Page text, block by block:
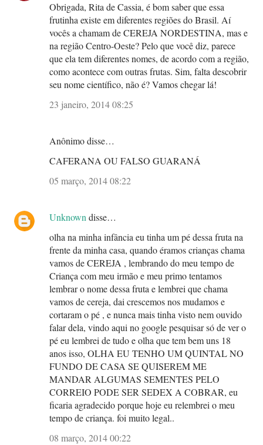
Obrigada, Rita de Cassia, é bom saber que essa
frutinha existe em diferentes regiões do Brasil. Aí
vocês a chamam de CEREJA NORDESTINA, mas e
na região Centro-Oeste? Pelo que você diz, parece
que ela tem diferentes nomes, de acordo com a região,
como acontece com outras frutas. Sim, falta descobrir
seu nome científico, não é? Vamos chegar lá!
23 janeiro, 2014 08:25
Anônimo disse…
CAFERANA OU FALSO GUARANÁ
05 março, 2014 08:22
Unknowndisse…
olha na minha infância eu tinha um pé dessa fruta na
frente da minha casa, quando éramos crianças chama
vamos de CEREJA , lembrando do meu tempo de
Criança com meu irmão e meu primo tentamos
lembrar o nome dessa fruta e lembrei que chama
vamos de cereja, dai crescemos nos mudamos e
cortaram o pé , e nunca mais tinha visto nem ouvido
falar dela, vindo aqui no google pesquisar só de ver o
pé eu lembrei de tudo e olha que tem bem uns 18
anos isso, OLHA EU TENHO UM QUINTAL NO
FUNDO DE CASA SE QUISEREM ME
MANDAR ALGUMAS SEMENTES PELO
CORREIO PODE SER SEDEX A COBRAR, eu
ficaria agradecido porque hoje eu relembrei o meu
tempo de criança. foi muito legal..
08 março, 2014 00:22